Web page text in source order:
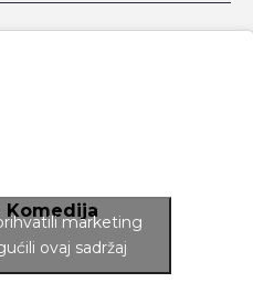
Komedija
marketing
ovaj sadržaj